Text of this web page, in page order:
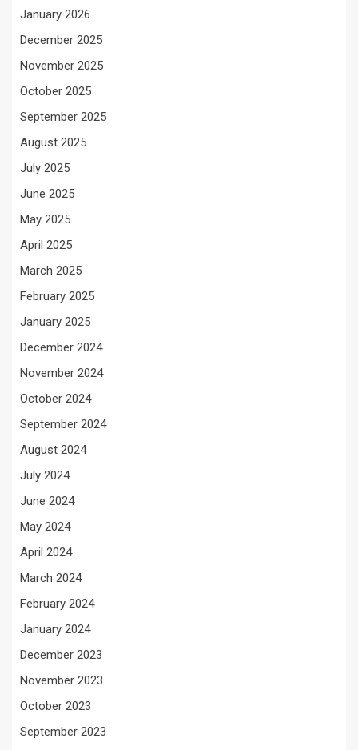
January 2026
December 2025
November 2025
October 2025
September 2025
August 2025
July 2025
June 2025
May 2025
April 2025
March 2025
February 2025
January 2025
December 2024
November 2024
October 2024
September 2024
August 2024
July 2024
June 2024
May 2024
April 2024
March 2024
February 2024
January 2024
December 2023
November 2023
October 2023
September 2023